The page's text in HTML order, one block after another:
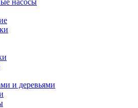
насосы
и деревьями